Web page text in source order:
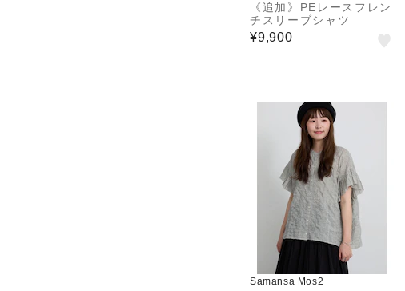
《追加》PEレースフレン
チスリーブシャツ
¥9,900
Samansa Mos2